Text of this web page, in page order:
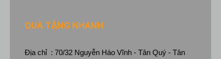
QUÀ TẶNG NHANH
Địa chỉ : 70/32 Nguyễn Háo Vĩnh - Tân Quý - Tân